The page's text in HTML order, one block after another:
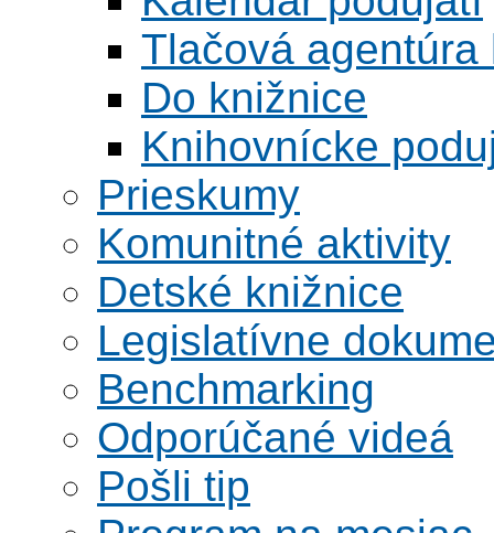
Tlačová agentúra
Do knižnice
Knihovnícke
Prieskumy
Komunitné aktivity
Detské knižnice
Legislatívne
Benchmarking
Odporúčané videá
Pošli tip